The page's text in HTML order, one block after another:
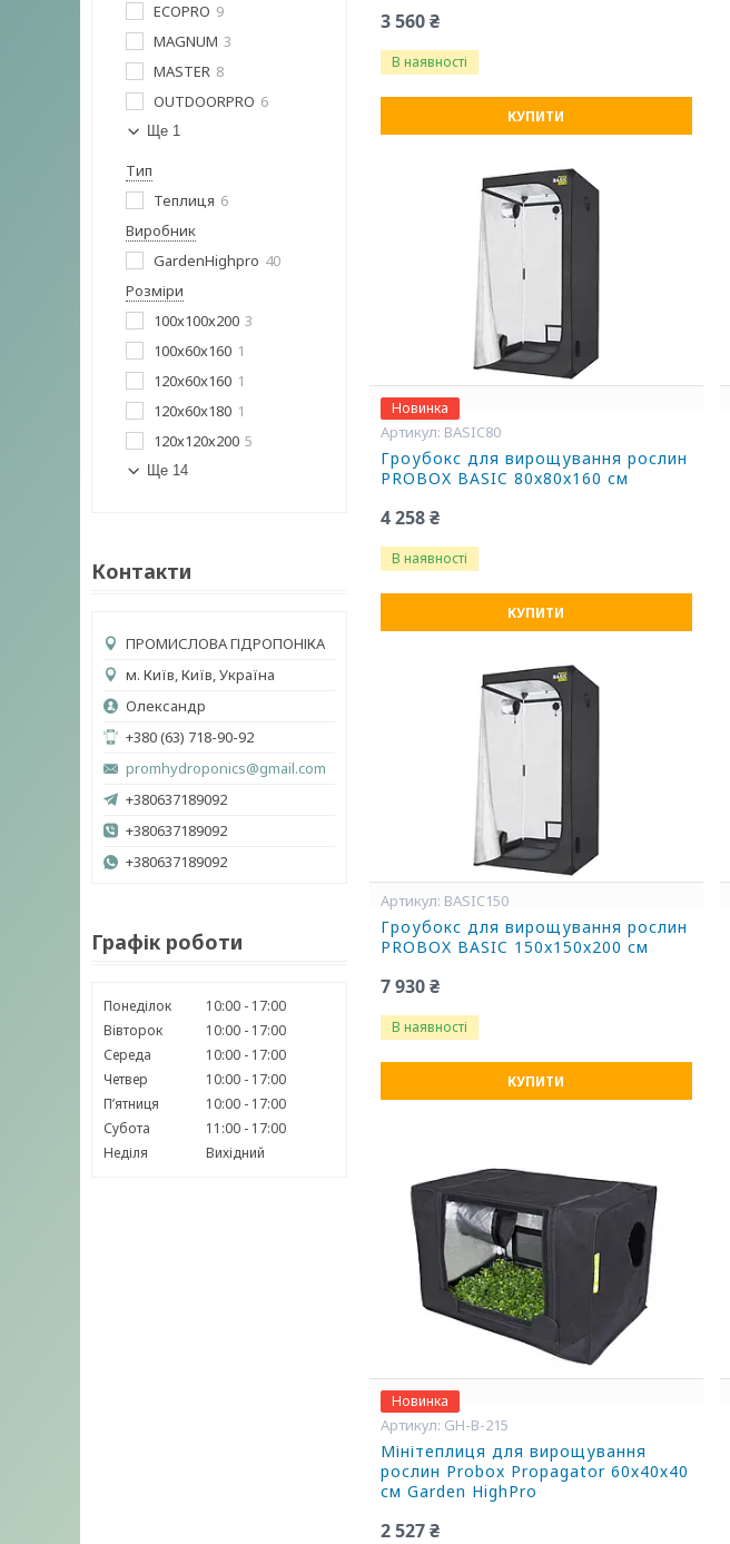
ECOPRO 9
MAGNUM 3
MASTER 8
OUTDOORPRO 6
Ще 1
Тип
Теплиця 6
Виробник
GardenHighpro 40
Розміри
100х100х200 3
100х60х160 1
120x60x160 1
120x60x180 1
120х120х200 5
Ще 14
Контакти
ПРОМИСЛОВА ГІДРОПОНІКА
м. Київ, Київ, Україна
Олександр
+380 (63) 718-90-92
promhydroponics@gmail.com
+380637189092
+380637189092
+380637189092
Графік роботи
Понеділок 10:00
17:00
Вівторок
10:00
17:00
Середа
10:00
17:00
Четвер
10:00
17:00
Пʼятниця
10:00
17:00
Субота
11:00
17:00
Неділя
Вихідний
3 560 ₴
В наявності
КУПИТИ
Новинка
BASIC80
Гроубокс для вирощування рослин
PROBOX BASIC 80x80x160 см
4 258 ₴
В наявності
КУПИТИ
BASIC150
Гроубокс для вирощування рослин
PROBOX BASIC 150x150x200 см
7 930 ₴
В наявності
КУПИТИ
Новинка
GH-B-215
Мінітеплиця для вирощування
рослин Probox Propagator 60х40х40
см Garden HighPro
2 527 ₴